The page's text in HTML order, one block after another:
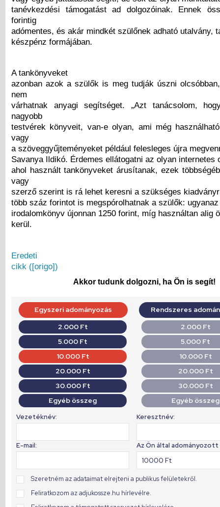
tanévkezdési támogatást ad dolgozóinak. Ennek
forintig
adómentes, és akár mindkét szülőnek adható utalvány,
készpénz formájában.
A tankönyveket
azonban azok a szülők is meg tudják úszni
nem
várhatnak anyagi segítséget. „Azt tanácsolom,
nagyobb
testvérek könyveit, van-e olyan, ami még
vagy
a szöveggyűjteményeket például felesleges újra
Savanya Ildikó. Érdemes ellátogatni az olyan internetes
ahol használt tankönyveket árusítanak, ezek
vagy
szerző szerint is rá lehet keresni a szükséges
több száz forintot is megspórolhatnak a szülők:
irodalomkönyv újonnan 1250 forint, míg használtan alig
kerül.
Eredeti
cikk ([origo])
Akkor tudunk dolgozni, ha Ön is segít!